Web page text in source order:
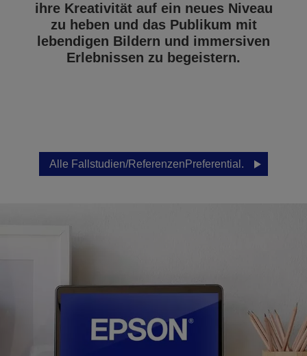
ihre Kreativität auf ein neues Niveau
zu heben und das Publikum mit
lebendigen Bildern und immersiven
Erlebnissen zu begeistern.
Alle Fallstudien/ReferenzenPreferential.